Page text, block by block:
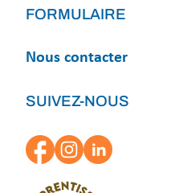
FORMULAIRE
Nous contacter
SUIVEZ-NOUS